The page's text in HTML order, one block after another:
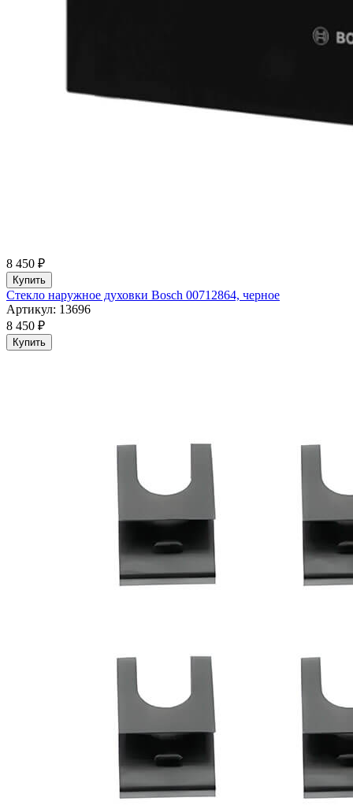
8 450 ₽
Купить
Стекло наружное духовки Bosch 00712864, черное
Артикул: 13696
8 450 ₽
Купить